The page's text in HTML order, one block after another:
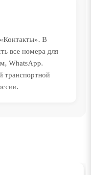
В
все номера для
WhatsApp.
транспортной